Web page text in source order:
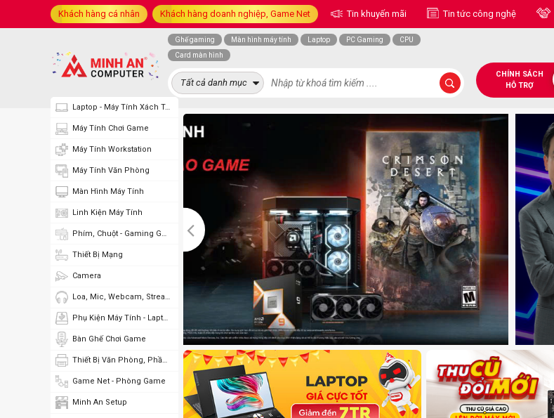
Khách hàng cá nhân Khách hàng doanh nghiệp, Game Net Tin khuyến mãi Tin tức công nghệ
Laptop - Máy Tính Xách Tay
Máy Tính Chơi Game
Máy Tính Workstation
Máy Tính Văn Phòng
Màn Hình Máy Tính
Linh Kiện Máy Tính
Phím, Chuột - Gaming Gear
Thiết Bị Mạng
Camera
Loa, Mic, Webcam, Stream
Phụ Kiện Máy Tính - Laptop
Bàn Ghế Chơi Game
Thiết Bị Văn Phòng, Phần Mềm
Game Net - Phòng Game
Minh An Setup
Ghế gaming Màn hình máy tính Laptop PC Gaming
CPU
Card màn hình
Tất cả danh mục
CHÍNH SÁCH
HỖ TRỢ